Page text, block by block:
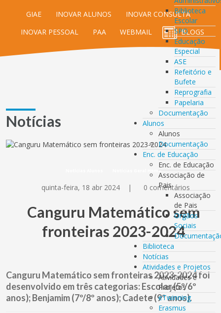
Biblioteca
Escolar
SPO
Educação
Especial
ASE
Refeitório e
Bufete
Reprografia
Papelaria
Documentação
Alunos
Alunos
Documentação
Enc. de Educação
Enc. de Educação
Associação de
Pais
Associação
de Pais
Orgãos
Sociais
Biblioteca
Notícias
Atividades e Projetos
Atividades e
Projetos
eTwinning
Erasmus
GIAE INOVAR ALUNOS
INOVAR CONSULTA
INOVAR PESSOAL
PAA WEBMAIL BLOGS
Notícias
Notícias Geral Home
quinta-feira, 18 abr 2024 | 0 comentários
Canguru Matemático sem
fronteiras 2023-2024
Canguru Matemático sem fronteiras 2023-2024 foi
desenvolvido em três categorias: Escolar (5º/6º
anos); Benjamim (7º/8º anos); Cadete (9º anos).